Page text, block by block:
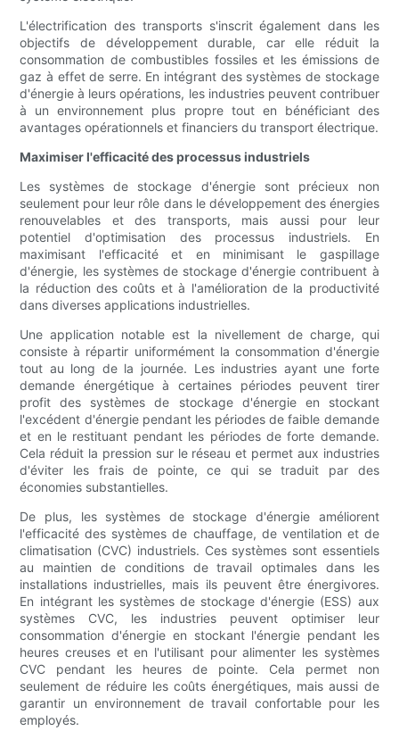
L'électrification des transports s'inscrit également dans les
objectifs de développement durable, car elle réduit la
consommation de combustibles fossiles et les émissions de
gaz à effet de serre. En intégrant des systèmes de stockage
d'énergie à leurs opérations, les industries peuvent contribuer
à un environnement plus propre tout en bénéficiant des
avantages opérationnels et financiers du transport électrique.
Maximiser l'efficacité des processus industriels
Les systèmes de stockage d'énergie sont précieux non
seulement pour leur rôle dans le développement des énergies
renouvelables et des transports, mais aussi pour leur
potentiel d'optimisation des processus industriels. En
maximisant l'efficacité et en minimisant le gaspillage
d'énergie, les systèmes de stockage d'énergie contribuent à
la réduction des coûts et à l'amélioration de la productivité
dans diverses applications industrielles.
Une application notable est la nivellement de charge, qui
consiste à répartir uniformément la consommation d'énergie
tout au long de la journée. Les industries ayant une forte
demande énergétique à certaines périodes peuvent tirer
profit des systèmes de stockage d'énergie en stockant
l'excédent d'énergie pendant les périodes de faible demande
et en le restituant pendant les périodes de forte demande.
Cela réduit la pression sur le réseau et permet aux industries
d'éviter les frais de pointe, ce qui se traduit par des
économies substantielles.
De plus, les systèmes de stockage d'énergie améliorent
l'efficacité des systèmes de chauffage, de ventilation et de
climatisation (CVC) industriels. Ces systèmes sont essentiels
au maintien de conditions de travail optimales dans les
installations industrielles, mais ils peuvent être énergivores.
En intégrant les systèmes de stockage d'énergie (ESS) aux
systèmes CVC, les industries peuvent optimiser leur
consommation d'énergie en stockant l'énergie pendant les
heures creuses et en l'utilisant pour alimenter les systèmes
CVC pendant les heures de pointe. Cela permet non
seulement de réduire les coûts énergétiques, mais aussi de
garantir un environnement de travail confortable pour les
employés.